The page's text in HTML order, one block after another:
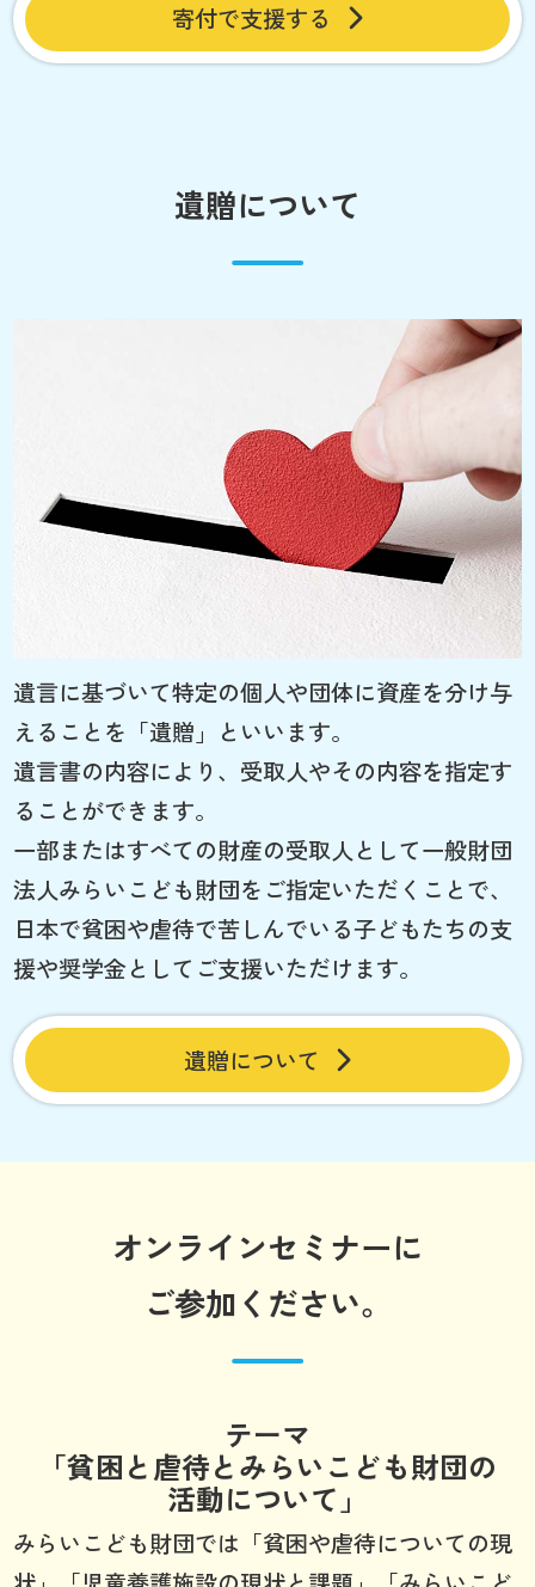
寄付で支援する
遺贈について
遺言に基づいて特定の個人や団体に資産を分け与
えることを「遺贈」といいます。
遺言書の内容により、受取人やその内容を指定す
ることができます。
一部またはすべての財産の受取人として一般財団
法人みらいこども財団をご指定いただくことで、
日本で貧困や虐待で苦しんでいる子どもたちの支
援や奨学金としてご支援いただけます。
遺贈について
オンラインセミナーに
ご参加ください。
テーマ
「貧困と虐待とみらいこども財団の
活動について」
みらいこども財団では「貧困や虐待についての現